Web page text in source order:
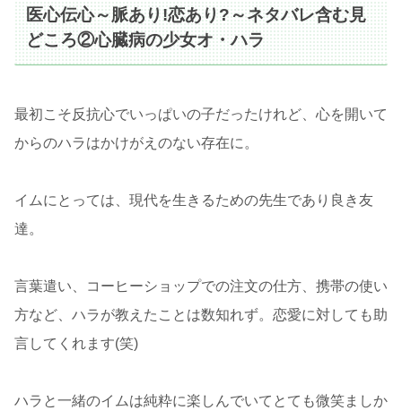
医心伝心～脈あり!恋あり?～ネタバレ含む見
どころ②心臓病の少女オ・ハラ
最初こそ反抗心でいっぱいの子だったけれど、心を開いて
からのハラはかけがえのない存在に。
イムにとっては、現代を生きるための先生であり良き友
達。
言葉遣い、コーヒーショップでの注文の仕方、携帯の使い
方など、ハラが教えたことは数知れず。恋愛に対しても助
言してくれます(笑)
ハラと一緒のイムは純粋に楽しんでいてとても微笑ましか